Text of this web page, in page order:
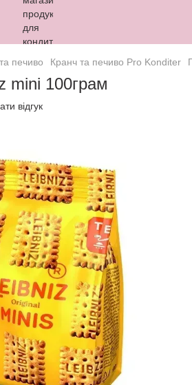
печиво Кранч та печиво Pro Konditer
mini 100грам
відгук